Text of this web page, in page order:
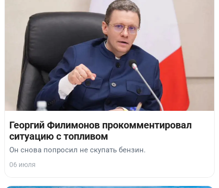
Георгий Филимонов прокомментировал
ситуацию с топливом
Он снова попросил не скупать бензин.
06 июля